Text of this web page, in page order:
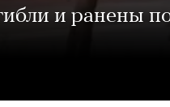
и ранены